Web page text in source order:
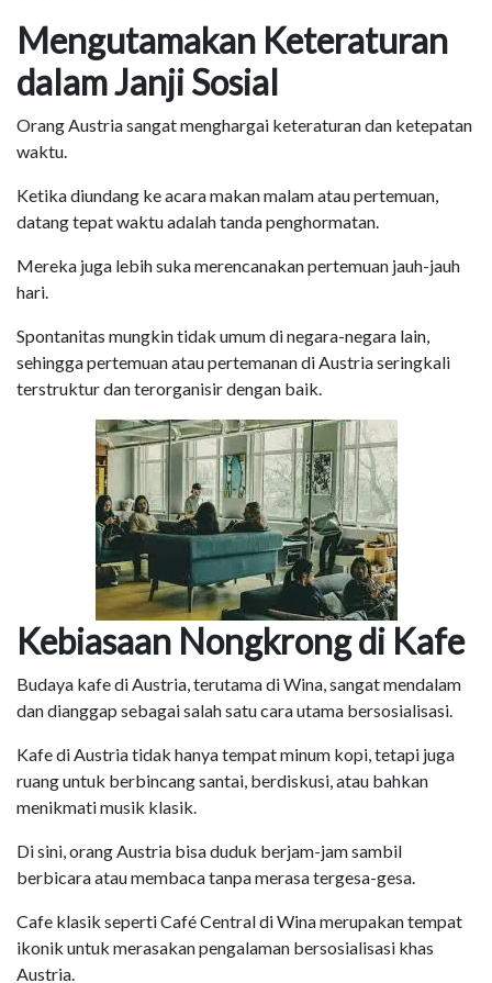
Mengutamakan Keteraturan
dalam Janji Sosial
Orang Austria sangat menghargai keteraturan dan ketepatan
waktu.
Ketika diundang ke acara makan malam atau pertemuan,
datang tepat waktu adalah tanda penghormatan.
Mereka juga lebih suka merencanakan pertemuan jauh-jauh
hari.
Spontanitas mungkin tidak umum di negara-negara lain,
sehingga pertemuan atau pertemanan di Austria seringkali
terstruktur dan terorganisir dengan baik.
Kebiasaan Nongkrong di Kafe
Budaya kafe di Austria, terutama di Wina, sangat mendalam
dan dianggap sebagai salah satu cara utama bersosialisasi.
Kafe di Austria tidak hanya tempat minum kopi, tetapi juga
ruang untuk berbincang santai, berdiskusi, atau bahkan
menikmati musik klasik.
Di sini, orang Austria bisa duduk berjam-jam sambil
berbicara atau membaca tanpa merasa tergesa-gesa.
Cafe klasik seperti Café Central di Wina merupakan tempat
ikonik untuk merasakan pengalaman bersosialisasi khas
Austria.